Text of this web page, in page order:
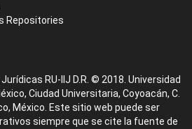
Repositories
RU-IIJ D.R. © 2018. Universidad
Ciudad Universitaria, Coyoacán, C.
México. Este sitio web puede ser
siempre que se cite la fuente de